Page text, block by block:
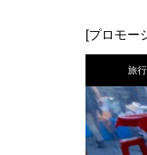
[プロモー
旅行